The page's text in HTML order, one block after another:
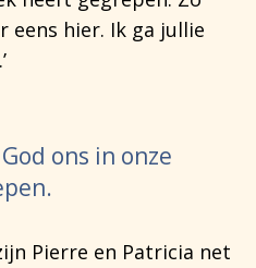
eens hier. Ik ga jullie
ons in onze
Pierre en Patricia net